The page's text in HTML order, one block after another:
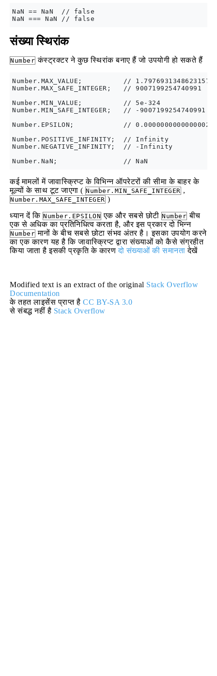
NaN == NaN  // false
संख्या स्थिरांक
Number कंस्ट्रक्टर ने कुछ स्थिरांक बनाए हैं जो उपयोगी हो सकते हैं
Number.MAX_VALUE;          //
Number.MAX_SAFE_INTEGER;   // 9007199254740991
Number.MIN_VALUE;          // 5e-324
Number.MIN_SAFE_INTEGER;   // -9007199254740991
Number.EPSILON;            //
Number.POSITIVE_INFINITY;  // Infinity
Number.NEGATIVE_INFINITY;  // -Infinity
कई मामलों में जावास्क्रिप्ट के विभिन्न ऑपरेटरों की सीमा के बाहर के
मूल्यों के साथ टूट जाएगा ( Number.MIN_SAFE_INTEGER ,
Number.MAX_SAFE_INTEGER )
ध्यान दें कि Number.EPSILON एक और सबसे छोटी Number बीच
एक से अधिक का प्रतिनिधित्व करता है, और इस प्रकार दो भिन्न
Number मानों के बीच सबसे छोटा संभव अंतर है। इसका उपयोग करने
का एक कारण यह है कि जावास्क्रिप्ट द्वारा संख्याओं को कैसे संग्रहीत
किया जाता है इसकी प्रकृति के कारणदो संख्याओं की समानता देखें
Modified text is an extract of the original Stack Overflow
Documentation
के तहत लाइसेंस प्राप्त है CC BY-SA 3.0
से संबद्ध नहीं है Stack Overflow